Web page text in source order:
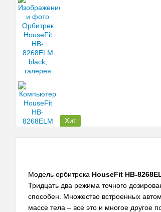
Хит
Модель орбитрека HouseFit HB-
Тридцать два режима точного
способен. Множество встроенных
массе тела – все это и многое другое